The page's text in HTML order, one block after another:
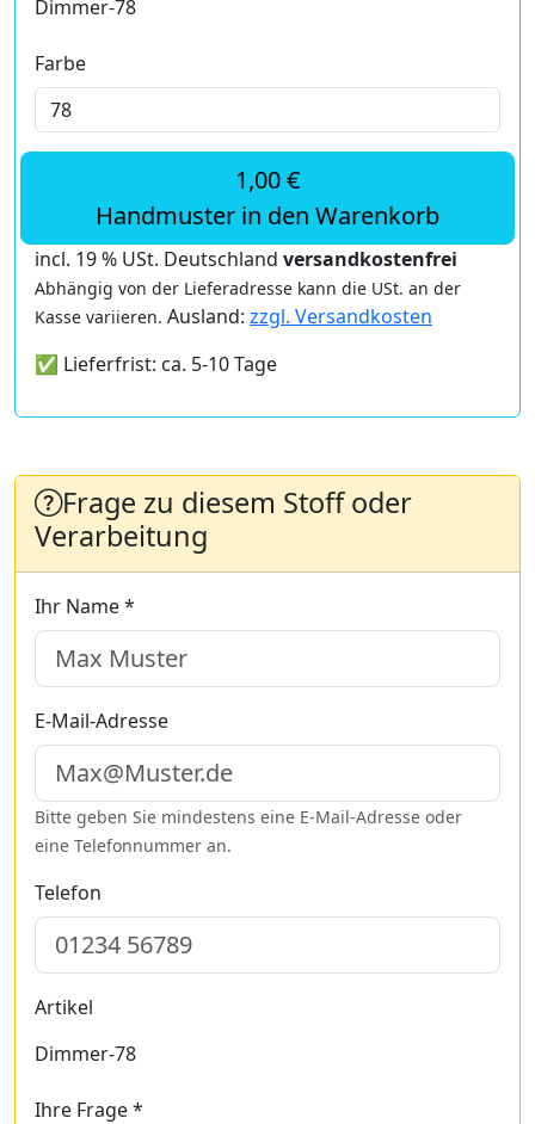
Dimmer-78
Farbe
1,00 €
Handmuster in den Warenkorb
incl. 19 % USt. Deutschland versandkostenfrei
Abhängig von der Lieferadresse kann die USt. an der
Kasse variieren. Ausland: zzgl. Versandkosten
✅ Lieferfrist: ca. 5-10 Tage
Frage zu diesem Stoff oder
Verarbeitung
Ihr Name *
E-Mail-Adresse
Bitte geben Sie mindestens eine E-Mail-Adresse oder
eine Telefonnummer an.
Telefon
Artikel
Dimmer-78
Ihre Frage *